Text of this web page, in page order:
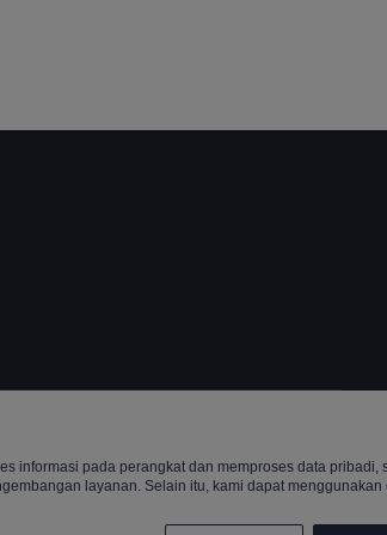
informasi pada perangkat dan memproses data pribadi,
layanan. Selain itu, kami dapat menggunakan